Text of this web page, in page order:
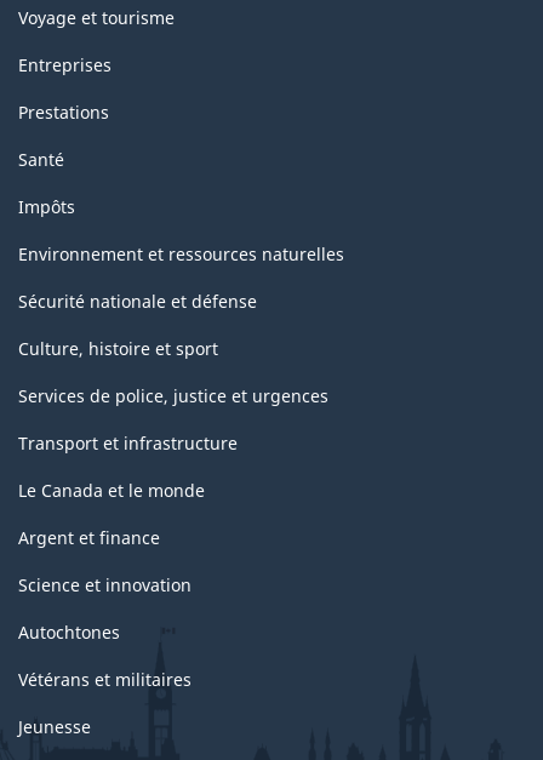
Voyage et tourisme
Entreprises
Prestations
Santé
Impôts
Environnement et ressources naturelles
Sécurité nationale et défense
Culture, histoire et sport
Services de police, justice et urgences
Transport et infrastructure
Le Canada et le monde
Argent et finance
Science et innovation
Autochtones
Vétérans et militaires
Jeunesse